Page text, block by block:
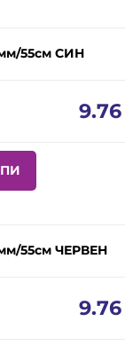
55см СИН
9.76
55см ЧЕРВЕН
9.76